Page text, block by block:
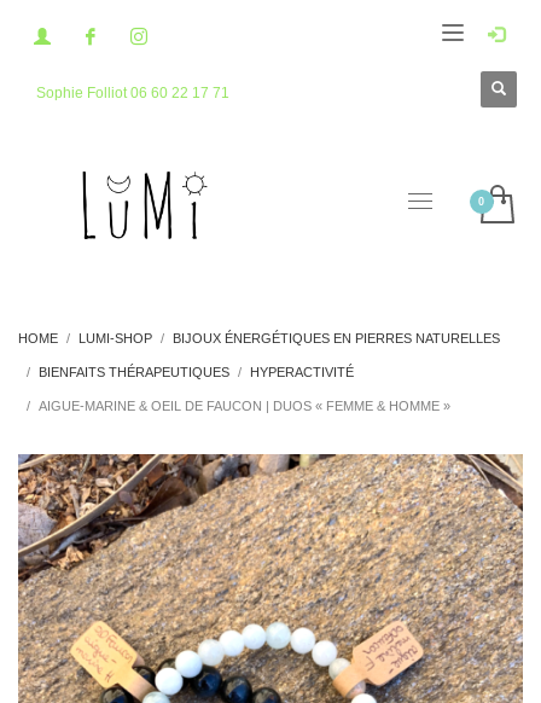
Sophie Folliot 06 60 22 17 71
HOME LUMI-SHOP BIJOUX ÉNERGÉTIQUES EN PIERRES NATURELLES
BIENFAITS THÉRAPEUTIQUES HYPERACTIVITÉ
AIGUE-MARINE & OEIL DE FAUCON | DUOS « FEMME & HOMME »